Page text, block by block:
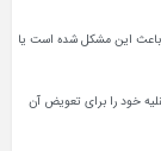
باعث این مشکل شده است یا
خود را برای تعویض آن